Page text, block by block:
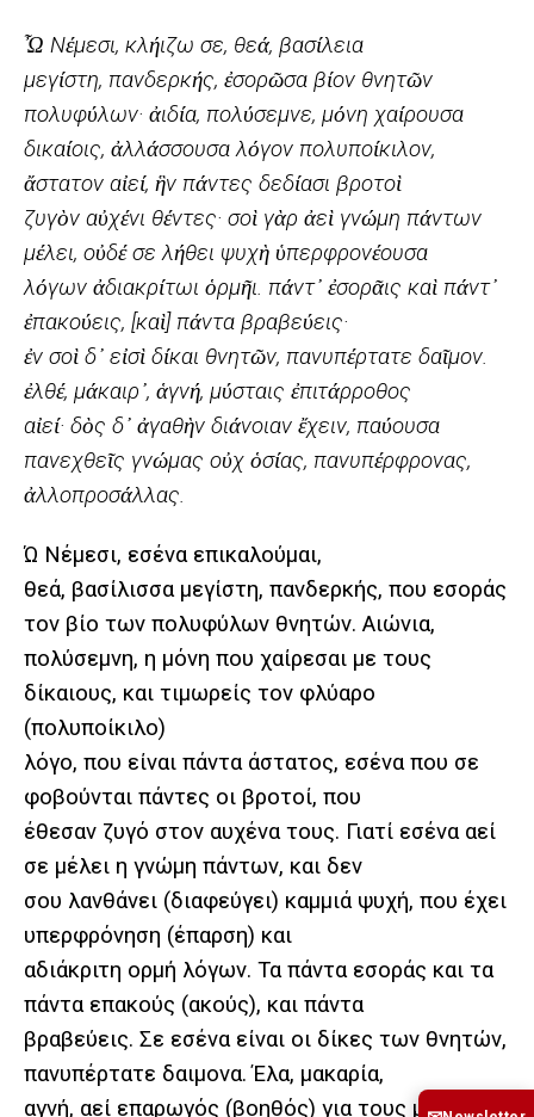
Ὦ Νέμεσι, κλήιζω σε, θεά, βασίλεια
μεγίστη, πανδερκής, ἐσορῶσα βίον θνητῶν
πολυφύλων· ἀιδία, πολύσεμνε, μόνη χαίρουσα
δικαίοις, ἀλλάσσουσα λόγον πολυποίκιλον,
ἄστατον αἰεί, ἣν πάντες δεδίασι βροτοὶ
ζυγὸν αὐχένι θέντες· σοὶ γὰρ ἀεὶ γνώμη πάντων
μέλει, οὐδέ σε λήθει ψυχὴ ὑπερφρονέουσα
λόγων ἀδιακρίτωι ὁρμῆι. πάντ᾽ ἐσορᾶις καὶ πάντ᾽
ἐπακούεις, [καὶ] πάντα βραβεύεις·
ἐν σοὶ δ᾽ εἰσὶ δίκαι θνητῶν, πανυπέρτατε δαῖμον.
ἐλθέ, μάκαιρ᾽, ἁγνή, μύσταις ἐπιτάρροθος
αἰεί· δὸς δ᾽ ἀγαθὴν διάνοιαν ἔχειν, παύουσα
πανεχθεῖς γνώμας οὐχ ὁσίας, πανυπέρφρονας,
ἀλλοπροσάλλας.
Ώ Νέμεσι, εσένα επικαλούμαι,
θεά, βασίλισσα μεγίστη, πανδερκής, που εσοράς
τον βίο των πολυφύλων θνητών. Αιώνια,
πολύσεμνη, η μόνη που χαίρεσαι με τους
δίκαιους, και τιμωρείς τον φλύαρο
(πολυποίκιλο)
λόγο, που είναι πάντα άστατος, εσένα που σε
φοβούνται πάντες οι βροτοί, που
έθεσαν ζυγό στον αυχένα τους. Γιατί εσένα αεί
σε μέλει η γνώμη πάντων, και δεν
σου λανθάνει (διαφεύγει) καμμιά ψυχή, που έχει
υπερφρόνηση (έπαρση) και
αδιάκριτη ορμή λόγων. Τα πάντα εσοράς και τα
πάντα επακούς (ακούς), και πάντα
βραβεύεις. Σε εσένα είναι οι δίκες των θνητών,
πανυπέρτατε δαιμονα. Έλα, μακαρία,
αγνή, αεί επαρωγός (βοηθός) για τους μύστες.